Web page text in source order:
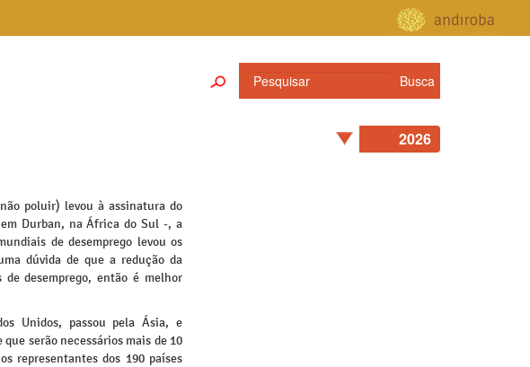
poluir) levou à assinatura do
Durban, na África do Sul -, a
de desemprego levou os
dúvida de que a redução da
desemprego, então é melhor
Unidos, passou pela Ásia, e
serão necessários mais de 10
representantes dos 190 países